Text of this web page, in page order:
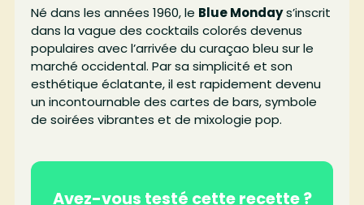
Né dans les années 1960, le Blue Mondays’inscrit
dans la vague des cocktails colorés devenus
populaires avec l’arrivée du curaçao bleu sur le
marché occidental. Par sa simplicité et son
esthétique éclatante, il est rapidement devenu
un incontournable des cartes de bars, symbole
de soirées vibrantes et de mixologie pop.
Avez-vous testé cette recette ?